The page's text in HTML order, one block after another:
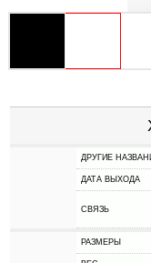
ДРУГИЕ
ДАТА ВЫХОДА
СВЯЗЬ
РАЗМЕРЫ